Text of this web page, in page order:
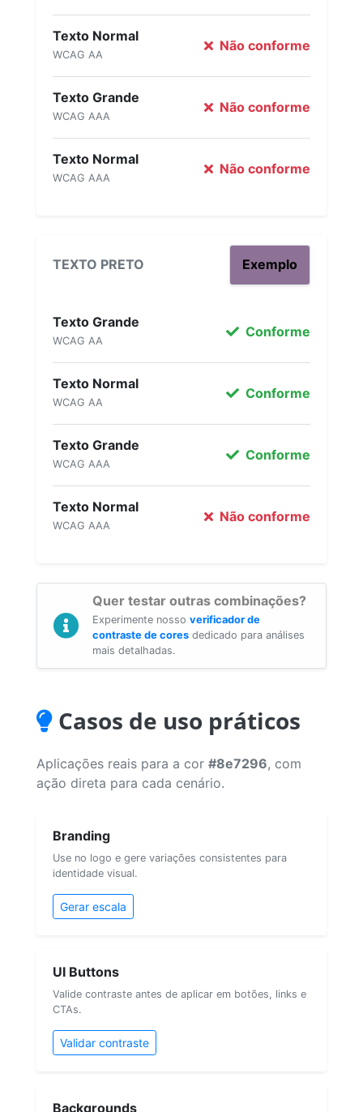
Texto Normal
WCAG AA
Não conforme
Texto Grande
WCAG AAA
Não conforme
Texto Normal
WCAG AAA
Não conforme
TEXTO PRETO Exemplo
Texto Grande
WCAG AA
Conforme
Texto Normal
WCAG AA
Conforme
Texto Grande
WCAG AAA
Conforme
Texto Normal
WCAG AAA
Não conforme
Quer testar outras combinações?
Experimente nosso verificador de
contraste de cores dedicado para análises
mais detalhadas.
Casos de uso práticos
Aplicações reais para a cor #8e7296, com
ação direta para cada cenário.
Branding
Use no logo e gere variações consistentes para
identidade visual.
Gerar escala
UI Buttons
Valide contraste antes de aplicar em botões, links e
CTAs.
Validar contraste
Backgrounds